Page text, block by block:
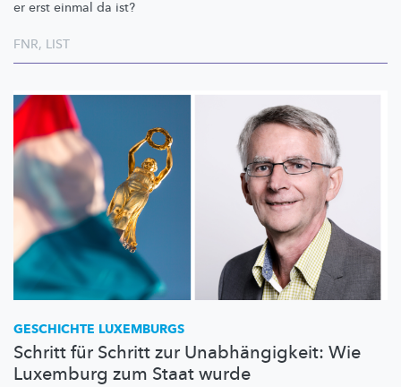
er erst einmal da ist?
FNR, LIST
GESCHICHTE LUXEMBURGS
Schritt für Schritt zur Unabhängigkeit: Wie
Luxemburg zum Staat wurde